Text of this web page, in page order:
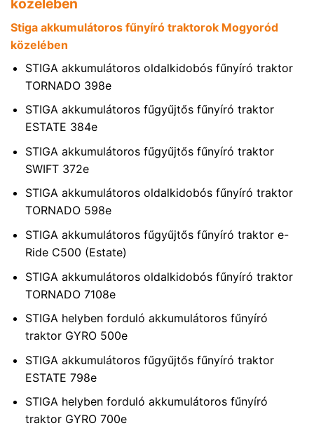
közelében
Stiga akkumulátoros fűnyíró traktorok Mogyoród
közelében
STIGA akkumulátoros oldalkidobós fűnyíró traktor
TORNADO 398e
STIGA akkumulátoros fűgyűjtős fűnyíró traktor
ESTATE 384e
STIGA akkumulátoros fűgyűjtős fűnyíró traktor
SWIFT 372e
STIGA akkumulátoros oldalkidobós fűnyíró traktor
TORNADO 598e
STIGA akkumulátoros fűgyűjtős fűnyíró traktor e-
Ride C500 (Estate)
STIGA akkumulátoros oldalkidobós fűnyíró traktor
TORNADO 7108e
STIGA helyben forduló akkumulátoros fűnyíró
traktor GYRO 500e
STIGA akkumulátoros fűgyűjtős fűnyíró traktor
ESTATE 798e
STIGA helyben forduló akkumulátoros fűnyíró
traktor GYRO 700e